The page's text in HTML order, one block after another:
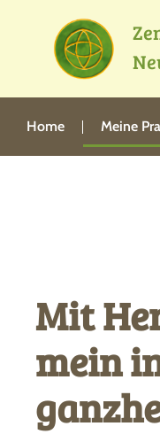
Home Meine
Mit
mein